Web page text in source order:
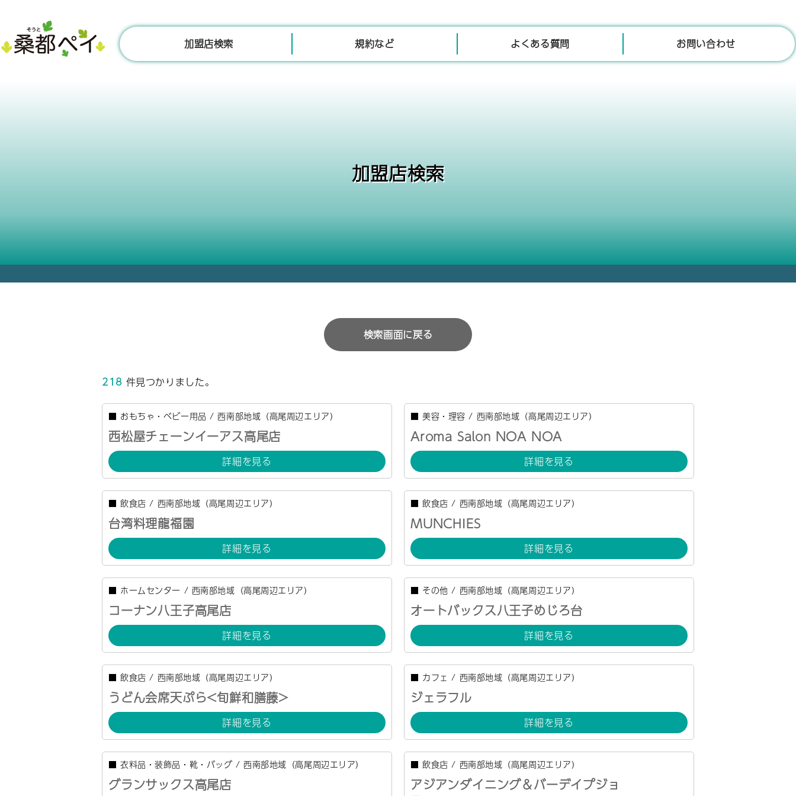
ン
加盟店検索 規約など よくある質問 お問い合わせ
加盟店検索
検索画面に戻る
218 件見つかりました。
■ おもちゃ・ベビー用品 /西南部地域（高尾周辺エリア）
西松屋チェーンイーアス高尾店
詳細を見る
■ 美容・理容 / 西南部地域（高尾周辺エリア）
Aroma Salon NOA NOA
詳細を見る
■ 飲食店 / 西南部地域（高尾周辺エリア）
台湾料理龍福園
詳細を見る
■ 飲食店 / 西南部地域（高尾周辺エリア）
MUNCHIES
詳細を見る
■ ホームセンター / 西南部地域（高尾周辺エリア）
コーナン八王子高尾店
詳細を見る
■ その他 / 西南部地域（高尾周辺エリア）
オートバックス八王子めじろ台
詳細を見る
■ 飲食店 / 西南部地域（高尾周辺エリア）
うどん会席天ぷら<旬鮮和膳藤>
詳細を見る
■ カフェ / 西南部地域（高尾周辺エリア）
ジェラフル
詳細を見る
■ 衣料品・装飾品・靴・バッグ /西南部地域（高尾周辺エリア）
グランサックス高尾店
■ 飲食店 / 西南部地域（高尾周辺エリア）
アジアンダイニング＆バーデイプジョ